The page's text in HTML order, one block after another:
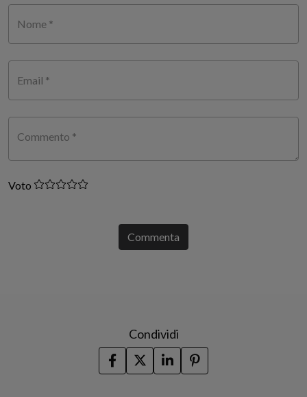
Nome *
Email *
Commento *
Voto
Commenta
Condividi